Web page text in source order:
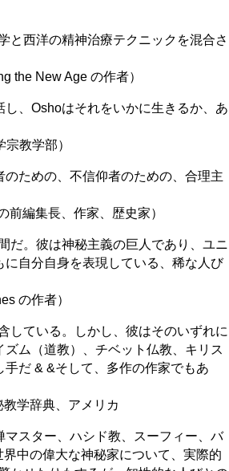
と西洋の精神治療テクニックを混合さ
the New Age の作者）
し、Oshoはそれをいかに生きるか、あ
教学部）
のための、不信仰者のための、合理主
前編集長、作家、歴史家）
だ。彼は神秘主義の巨人であり、ユニ
自分自身を表現している、稀な人び
の作者）
している。しかし、彼はそのいずれに
ム（道教）、チベット仏教、キリス
手だ & &そして、多作の作家でもあ
学辞典、アメリカ
マスター、ハシド教、スーフィー、バ
中の偉大な神秘家について、実際的